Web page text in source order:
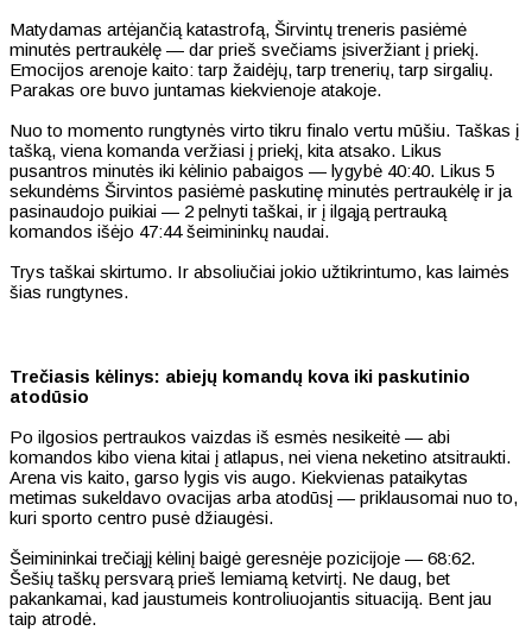
Matydamas artėjančią katastrofą, Širvintų treneris pasiėmė
minutės pertraukėlę — dar prieš svečiams įsiveržiant į priekį.
Emocijos arenoje kaito: tarp žaidėjų, tarp trenerių, tarp sirgalių.
Parakas ore buvo juntamas kiekvienoje atakoje.
Nuo to momento rungtynės virto tikru finalo vertu mūšiu. Taškas į
tašką, viena komanda veržiasi į priekį, kita atsako. Likus
pusantros minutės iki kėlinio pabaigos — lygybė 40:40. Likus 5
sekundėms Širvintos pasiėmė paskutinę minutės pertraukėlę ir ja
pasinaudojo puikiai — 2 pelnyti taškai, ir į ilgąją pertrauką
komandos išėjo 47:44 šeimininkų naudai.
Trys taškai skirtumo. Ir absoliučiai jokio užtikrintumo, kas laimės
šias rungtynes.
Trečiasis kėlinys: abiejų komandų kova iki paskutinio
atodūsio
Po ilgosios pertraukos vaizdas iš esmės nesikeitė — abi
komandos kibo viena kitai į atlapus, nei viena neketino atsitraukti.
Arena vis kaito, garso lygis vis augo. Kiekvienas pataikytas
metimas sukeldavo ovacijas arba atodūsį — priklausomai nuo to,
kuri sporto centro pusė džiaugėsi.
Šeimininkai trečiąjį kėlinį baigė geresnėje pozicijoje — 68:62.
Šešių taškų persvarą prieš lemiamą ketvirtį. Ne daug, bet
pakankamai, kad jaustumeis kontroliuojantis situaciją. Bent jau
taip atrodė.